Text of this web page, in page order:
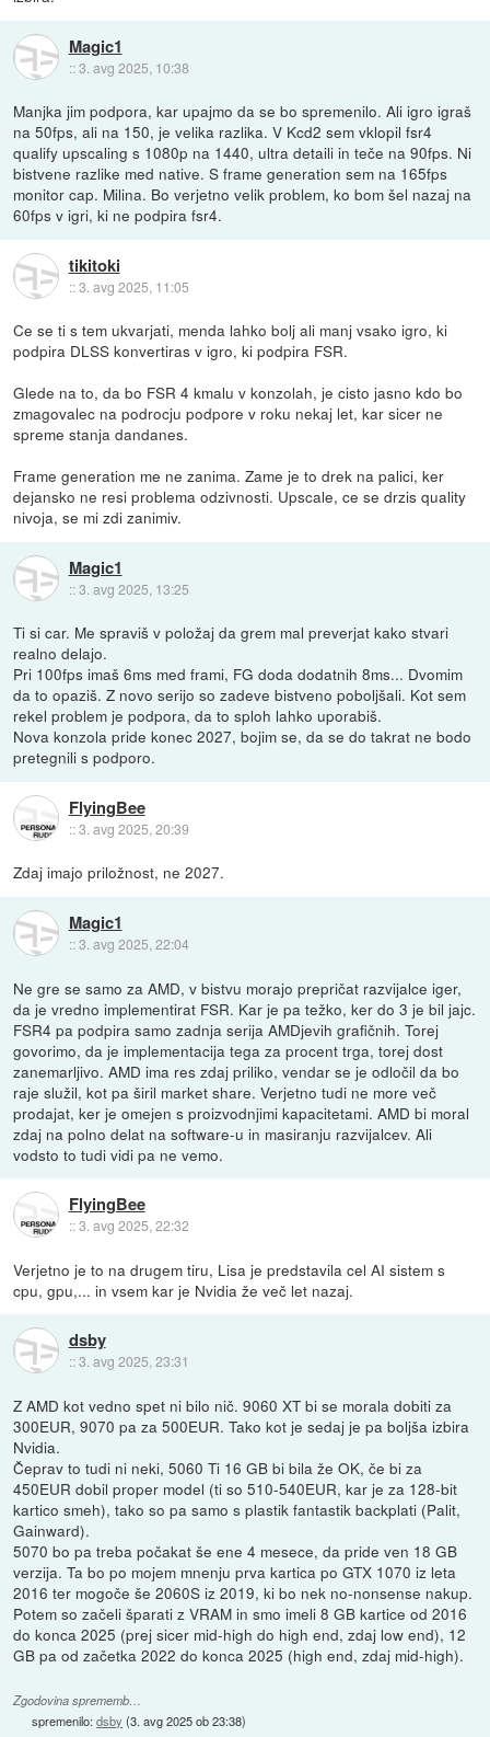
Magic1
::3. avg 2025, 10:38
Manjka jim podpora, kar upajmo da se bo spremenilo. Ali igro igraš
na 50fps, ali na 150, je velika razlika. V Kcd2 sem vklopil fsr4
qualify upscaling s 1080p na 1440, ultra detaili in teče na 90fps. Ni
bistvene razlike med native. S frame generation sem na 165fps
monitor cap. Milina. Bo verjetno velik problem, ko bom šel nazaj na
60fps v igri, ki ne podpira fsr4.
tikitoki
::3. avg 2025, 11:05
Ce se ti s tem ukvarjati, menda lahko bolj ali manj vsako igro, ki
podpira DLSS konvertiras v igro, ki podpira FSR.
Glede na to, da bo FSR 4 kmalu v konzolah, je cisto jasno kdo bo
zmagovalec na podrocju podpore v roku nekaj let, kar sicer ne
spreme stanja dandanes.
Frame generation me ne zanima. Zame je to drek na palici, ker
dejansko ne resi problema odzivnosti. Upscale, ce se drzis quality
nivoja, se mi zdi zanimiv.
Magic1
::3. avg 2025, 13:25
Ti si car. Me spraviš v položaj da grem mal preverjat kako stvari
realno delajo.
Pri 100fps imaš 6ms med frami, FG doda dodatnih 8ms... Dvomim
da to opaziš. Z novo serijo so zadeve bistveno poboljšali. Kot sem
rekel problem je podpora, da to sploh lahko uporabiš.
Nova konzola pride konec 2027, bojim se, da se do takrat ne bodo
pretegnili s podporo.
FlyingBee
::3. avg 2025, 20:39
Zdaj imajo priložnost, ne 2027.
Magic1
::3. avg 2025, 22:04
Ne gre se samo za AMD, v bistvu morajo prepričat razvijalce iger,
da je vredno implementirat FSR. Kar je pa težko, ker do 3 je bil jajc.
FSR4 pa podpira samo zadnja serija AMDjevih grafičnih. Torej
govorimo, da je implementacija tega za procent trga, torej dost
zanemarljivo. AMD ima res zdaj priliko, vendar se je odločil da bo
raje služil, kot pa širil market share. Verjetno tudi ne more več
prodajat, ker je omejen s proizvodnjimi kapacitetami. AMD bi moral
zdaj na polno delat na software-u in masiranju razvijalcev. Ali
vodsto to tudi vidi pa ne vemo.
FlyingBee
::3. avg 2025, 22:32
Verjetno je to na drugem tiru, Lisa je predstavila cel AI sistem s
cpu, gpu,... in vsem kar je Nvidia že več let nazaj.
dsby
::3. avg 2025, 23:31
Z AMD kot vedno spet ni bilo nič. 9060 XT bi se morala dobiti za
300EUR, 9070 pa za 500EUR. Tako kot je sedaj je pa boljša izbira
Nvidia.
Čeprav to tudi ni neki, 5060 Ti 16 GB bi bila že OK, če bi za
450EUR dobil proper model (ti so 510-540EUR, kar je za 128-bit
kartico smeh), tako so pa samo s plastik fantastik backplati (Palit,
Gainward).
5070 bo pa treba počakat še ene 4 mesece, da pride ven 18 GB
verzija. Ta bo po mojem mnenju prva kartica po GTX 1070 iz leta
2016 ter mogoče še 2060S iz 2019, ki bo nek no-nonsense nakup.
Potem so začeli šparati z VRAM in smo imeli 8 GB kartice od 2016
do konca 2025 (prej sicer mid-high do high end, zdaj low end), 12
GB pa od začetka 2022 do konca 2025 (high end, zdaj mid-high).
Zgodovina sprememb…
spremenilo:dsby (3. avg 2025 ob 23:38)